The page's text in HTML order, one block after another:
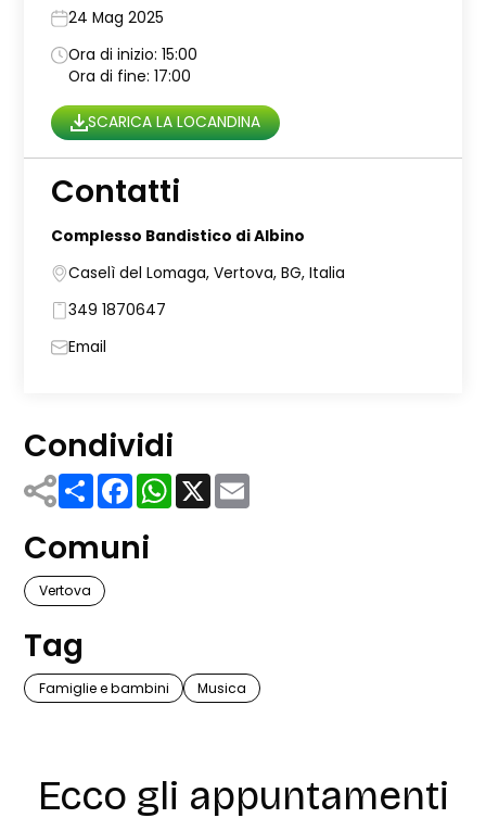
24 Mag 2025
Ora di inizio: 15:00
Ora di fine: 17:00
SCARICA LA LOCANDINA
Contatti
Complesso Bandistico di Albino
Caselì del Lomaga, Vertova, BG, Italia
349 1870647
Email
Condividi
ShareFacebook
WhatsApp
X
Comuni
Vertova
Tag
Famiglie e bambini Musica
Ecco gli appuntamenti